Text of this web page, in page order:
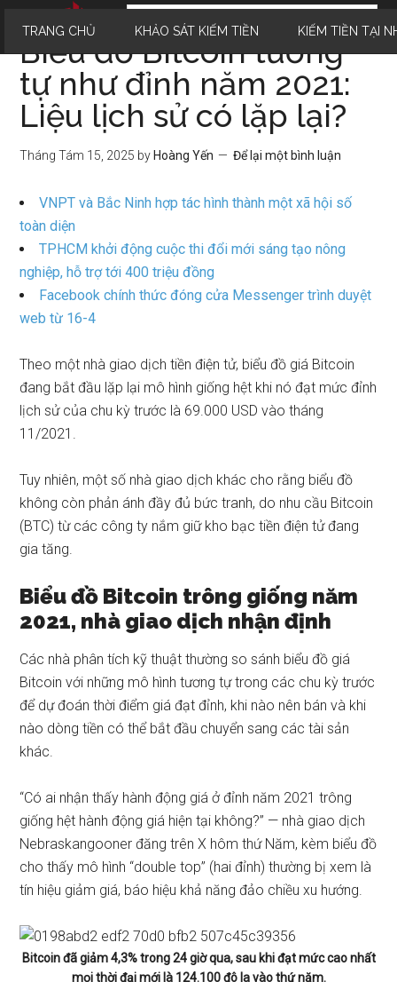
TRANG CHỦ KHẢO SÁT KIẾM TIỀN KIẾM TIỀN TẠI
Biểu đồ Bitcoin tương
tự như đỉnh năm 2021:
Liệu lịch sử có lặp lại?
Tháng Tám 15, 2025 by Hoàng Yến Để lại một bình luận
VNPT và Bắc Ninh hợp tác hình thành một xã hội số
toàn diện
TPHCM khởi động cuộc thi đổi mới sáng tạo nông
nghiệp, hỗ trợ tới 400 triệu đồng
Facebook chính thức đóng cửa Messenger trình duyệt
web từ 16-4
Theo một nhà giao dịch tiền điện tử, biểu đồ giá Bitcoin
đang bắt đầu lặp lại mô hình giống hệt khi nó đạt mức đỉnh
lịch sử của chu kỳ trước là 69.000 USD vào tháng
11/2021.
Tuy nhiên, một số nhà giao dịch khác cho rằng biểu đồ
không còn phản ánh đầy đủ bức tranh, do nhu cầu Bitcoin
(BTC) từ các công ty nắm giữ kho bạc tiền điện tử đang
gia tăng.
Biểu đồ Bitcoin trông giống năm
2021, nhà giao dịch nhận định
Các nhà phân tích kỹ thuật thường so sánh biểu đồ giá
Bitcoin với những mô hình tương tự trong các chu kỳ trước
để dự đoán thời điểm giá đạt đỉnh, khi nào nên bán và khi
nào dòng tiền có thể bắt đầu chuyển sang các tài sản
khác.
“Có ai nhận thấy hành động giá ở đỉnh năm 2021 trông
giống hệt hành động giá hiện tại không?” — nhà giao dịch
Nebraskangooner đăng trên X hôm thứ Năm, kèm biểu đồ
cho thấy mô hình “double top” (hai đỉnh) thường bị xem là
tín hiệu giảm giá, báo hiệu khả năng đảo chiều xu hướng.
Bitcoin đã giảm 4,3% trong 24 giờ qua, sau khi đạt mức cao nhất
mọi thời đại mới là 124.100 đô la vào thứ năm.